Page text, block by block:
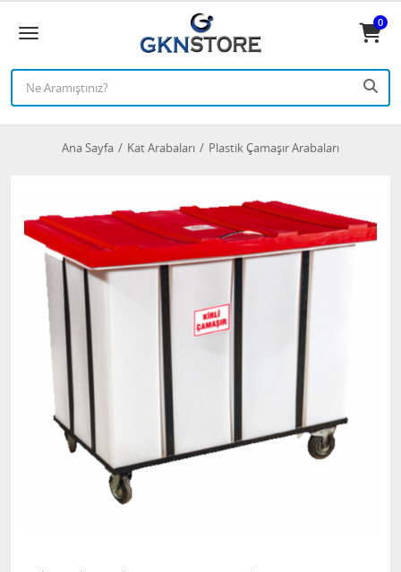
0
Ana Sayfa Kat Arabaları Plastik Çamaşır Arabaları